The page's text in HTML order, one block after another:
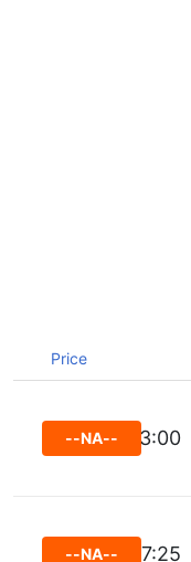
Price
13:00
--NA--
07:25
--NA--